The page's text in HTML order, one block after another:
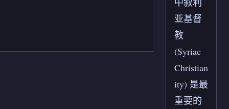
亚基督
教
(Syriac
Christian
ity) 是最
重要的